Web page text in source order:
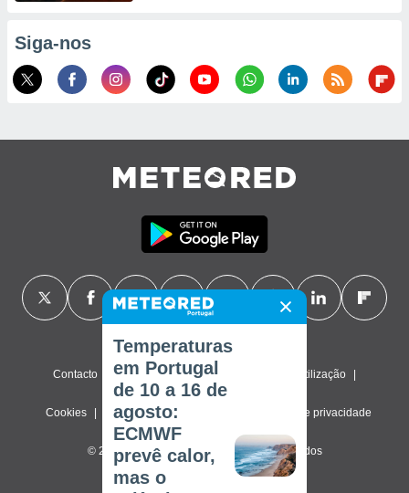
Siga-nos
Contacto Sobre nós FAQ Termos de utilização
Cookies Política de privacidade Definições de privacidade
© 2026 Meteored. Todos os direitos reservados
Temperaturas
em Portugal
de 10 a 16 de
agosto:
ECMWF
prevê calor,
mas o